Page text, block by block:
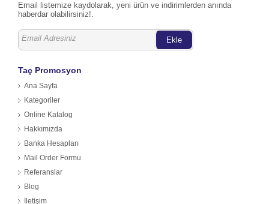
Email listemize kaydolarak, yeni ürün ve indirimlerden anında
haberdar olabilirsiniz!.
Ekle
Taç Promosyon
Ana Sayfa
Kategoriler
Online Katalog
Hakkımızda
Banka Hesapları
Mail Order Formu
Referanslar
Blog
İletişim